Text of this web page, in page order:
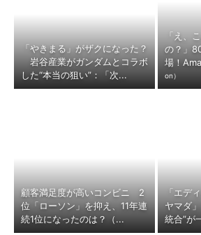
「やきまる」がザクになった？
岩谷産業がガンダムとコラボ
した“本当の狙い”：「次...
「え、
の？」
場！
on）
顧客満足度が高いコンビニ 2
位「ローソン」を抑え、11年連
続1位になったのは？（...
「エデ
ヤマダ
統合”が